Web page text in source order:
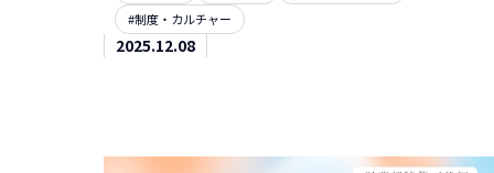
#制度・カルチャー
2025.12.08